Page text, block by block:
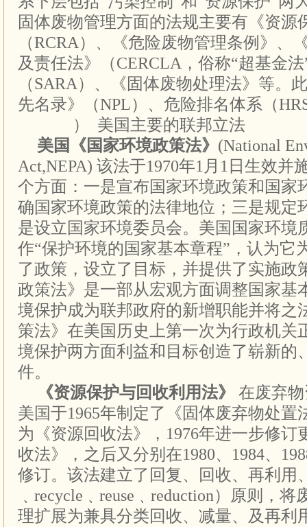
固体废物管理方面的法规主要有《资源
（RCRA）、《危险废物管理条例》、
及责任法》（CERCLA，俗称“超基金
（SARA）、《固体废物处理法》等。
先名录》（NPL）、危险排名体系（
（一）
美国主要的联邦立法
美国《国家环境政策法》 (National
Act,NEPA) 该法于1970年1月1日生效并
个方面：一是宣布国家环境政策和国家
确国家环境政策的法律地位；三是规定
是设立国家环境委员会。美国国家环境
作“保护环境的国家基本章程”，认为它
了政策，设立了目标，并提供了实施政
政策法》是一部从宏观方面调整国家基
境保护成为联邦政府的新增职能并将之
策法》在美国历史上第一次为行政机关
境保护两方面利益和目标创造了崭新的
件。
《资源保护与回收利用法》在废弃
美国于1965年制定了《固体废弃物处置
为《资源回收法》，1976年进一步修订
收法》，之后又分别在1980、1984、
修订。该法建立了回复、回收、再利用
﹑recycle﹑reuse﹑reduction）原则，
理扩展为兼具分类回收、减量、及再利